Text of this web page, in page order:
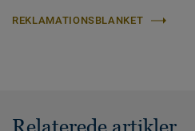
REKLAMATIONSBLANKET
Relaterede artikler